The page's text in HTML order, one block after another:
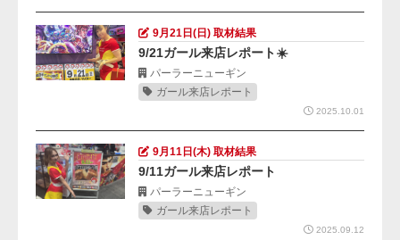
9月21日(日) 取材結果
9/21ガール来店レポート☀️
パーラーニューギン
ガール来店レポート
2025.10.01
9月11日(木) 取材結果
9/11ガール来店レポート
パーラーニューギン
ガール来店レポート
2025.09.12